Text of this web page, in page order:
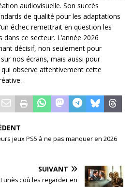
audiovisuelle. Son succès
de qualité pour les adaptations
échec remettrait en question les
ce secteur. L’année 2026
décisif, non seulement pour
nos écrans, mais aussi pour
qui observe attentivement cette
jeux PS5 à ne pas manquer en 2026
SUIVANT
: où les regarder en